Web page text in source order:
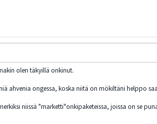
olen täkyillä onkinut.
ahvenia ongessa, koska niitä on mökiltäni helppo
niissä "marketti"onkipaketeissa, joissa on se